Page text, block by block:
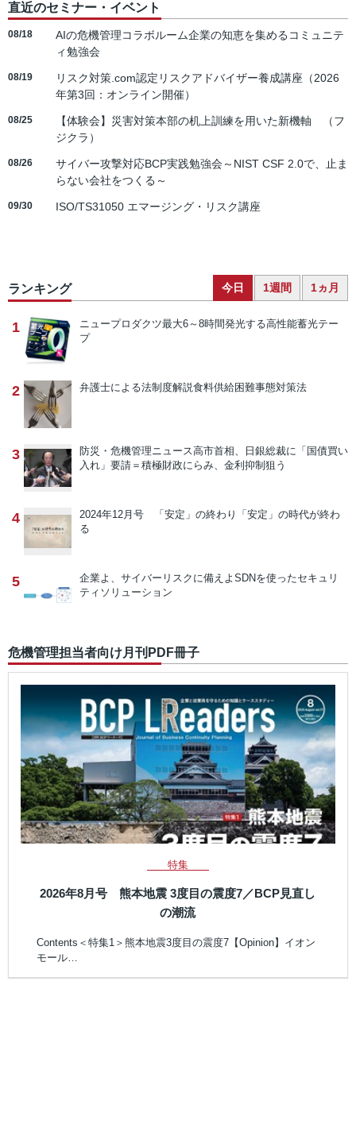
直近のセミナー・イベント
08/18
AIの危機管理コラボルーム企業の知恵を集めるコミュニテ
ィ勉強会
08/19
リスク対策.com認定リスクアドバイザー養成講座（2026
年第3回：オンライン開催）
08/25
【体験会】災害対策本部の机上訓練を用いた新機軸 （フ
ジクラ）
08/26
サイバー攻撃対応BCP実践勉強会～NIST CSF 2.0で、止ま
らない会社をつくる～
09/30 ISO/TS31050 エマージング・リスク講座
ランキング 今日 1週間 1ヵ月
1 ニュープロダクツ最大6～8時間発光する高性能蓄光テー
プ
2 弁護士による法制度解説食料供給困難事態対策法
3 防災・危機管理ニュース高市首相、日銀総裁に「国債買い
入れ」要請＝積極財政にらみ、金利抑制狙う
4 2024年12月号 「安定」の終わり
「安定」の時代が終わ
る
5 企業よ、サイバーリスクに備えよ SDNを使ったセキュリ
ティソリューション
危機管理担当者向け月刊PDF冊子
特集
2026年8月号 熊本地震 3度目の震度7／BCP見直し
の潮流
Contents＜特集1＞熊本地震3度目の震度7【Opinion】イオン
モール…